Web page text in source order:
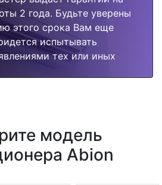
2 года. Будьте уверены
этого срока Вам еще
испытывать
тех или иных
модель
Abion